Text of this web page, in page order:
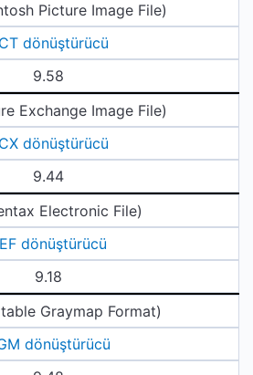
Picture Image File)
dönüştürücü
9.58
Exchange Image File)
dönüştürücü
9.44
Electronic File)
dönüştürücü
9.18
Graymap Format)
dönüştürücü